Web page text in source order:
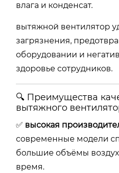
влага и конденсат.
вытяжной вентилятор
загрязнения,
оборудовании и
здоровье сотрудников.
🔍 Преимущества
вытяжного
✅ высокая
современные модели
большие объёмы
время.